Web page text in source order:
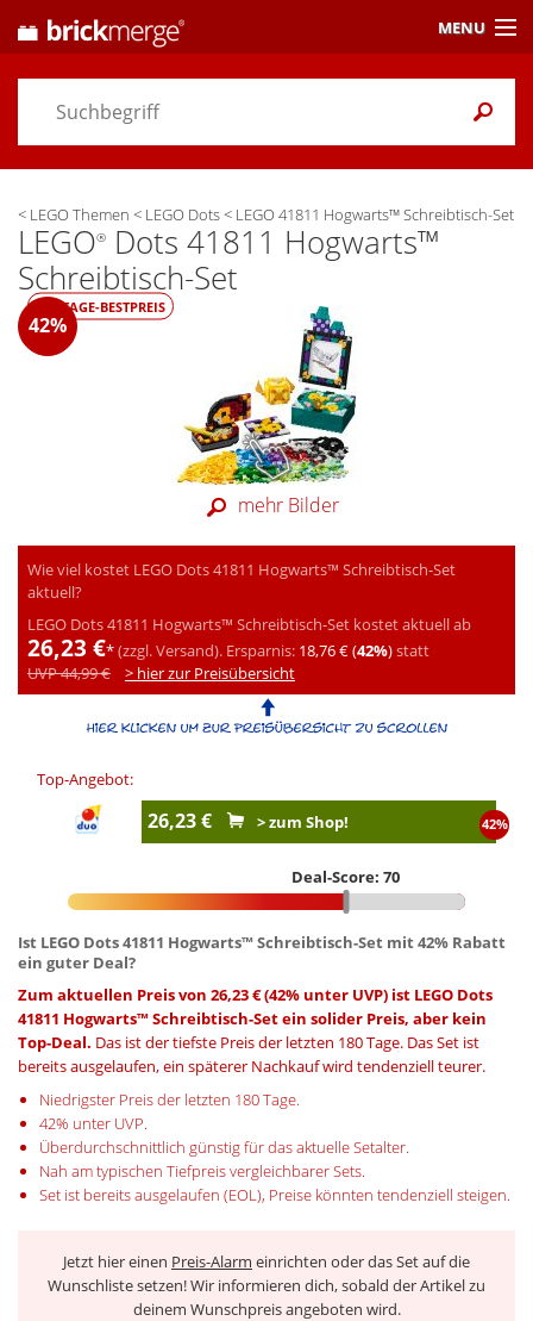
< LEGO Themen < LEGO Dots< LEGO 41811 Hogwarts™ Schreibtisch-Set
LEGO®
Dots 41811 Hogwarts™
Schreibtisch-Set
42%
mehr Bilder
180-TAGE-BESTPREIS
Wie viel kostet LEGO Dots 41811 Hogwarts™ Schreibtisch-Set
aktuell?
LEGO Dots 41811 Hogwarts™ Schreibtisch-Set kostet aktuell ab
26,23 €*(zzgl. Versand). Ersparnis: 18,76 € (42%)statt
UVP 44,99 €
> hier zur Preisübersicht
Top-Angebot:
26,23 € 42%
> zum Shop!
Deal-Score: 70
Ist LEGO Dots 41811 Hogwarts™ Schreibtisch-Set mit 42% Rabatt
ein guter Deal?
Zum aktuellen Preis von 26,23 € (42% unter UVP) ist LEGO Dots
41811 Hogwarts™ Schreibtisch-Set ein solider Preis, aber kein
Top-Deal. Das ist der tiefste Preis der letzten 180 Tage. Das Set ist
bereits ausgelaufen, ein späterer Nachkauf wird tendenziell teurer.
Niedrigster Preis der letzten 180 Tage.
42% unter UVP.
Überdurchschnittlich günstig für das aktuelle Setalter.
Nah am typischen Tiefpreis vergleichbarer Sets.
Set ist bereits ausgelaufen (EOL), Preise könnten tendenziell steigen.
Jetzt hier einen Preis-Alarm einrichten oder das Set auf die
Wunschliste setzen! Wir informieren dich, sobald der Artikel zu
deinem Wunschpreis angeboten wird.
MENU
Preisvergleich
Themen/ Händler
Alarme & Wunschlisten
Einstellungen